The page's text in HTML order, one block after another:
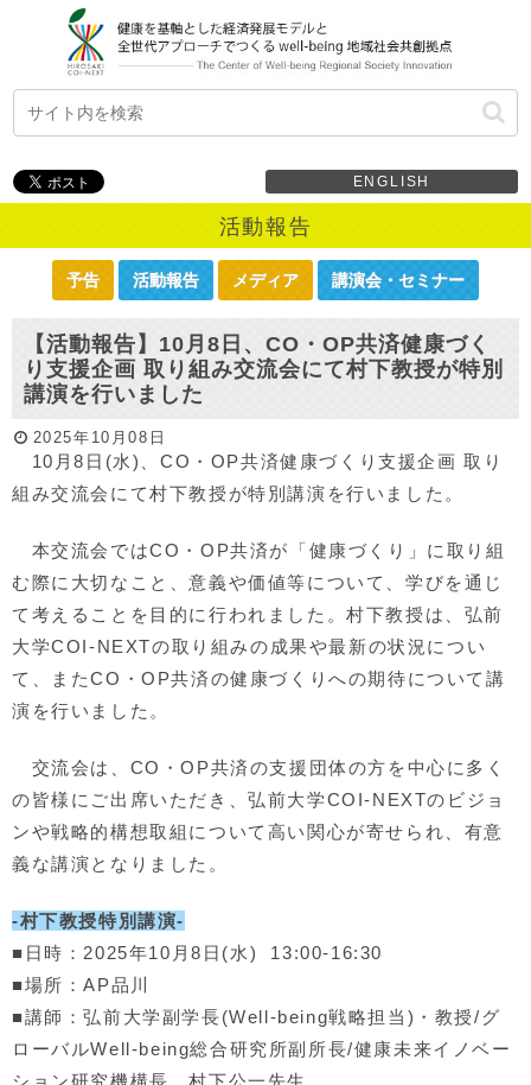
ENGLISH
活動報告
予告 活動報告 メディア 講演会・セミナー
【活動報告】10月8日、CO・OP共済健康づく
り支援企画 取り組み交流会にて村下教授が特別
講演を行いました
2025年10月08日
10月8日(水)、CO・OP共済健康づくり支援企画 取り
組み交流会にて村下教授が特別講演を行いました。
本交流会ではCO・OP共済が「健康づくり」に取り組
む際に大切なこと、意義や価値等について、学びを通じ
て考えることを目的に行われました。村下教授は、弘前
大学COI-NEXTの取り組みの成果や最新の状況につい
て、またCO・OP共済の健康づくりへの期待について講
演を行いました。
交流会は、CO・OP共済の支援団体の方を中心に多く
の皆様にご出席いただき、弘前大学COI-NEXTのビジョ
ンや戦略的構想取組について高い関心が寄せられ、有意
義な講演となりました。
-村下教授特別講演-
■日時：2025年10月8日(水) 13:00-16:30
■場所：AP品川
■講師：弘前大学副学長(Well-being戦略担当)・教授/グ
ローバルWell-being総合研究所副所長/健康未来イノベー
ション研究機構長 村下公一先生